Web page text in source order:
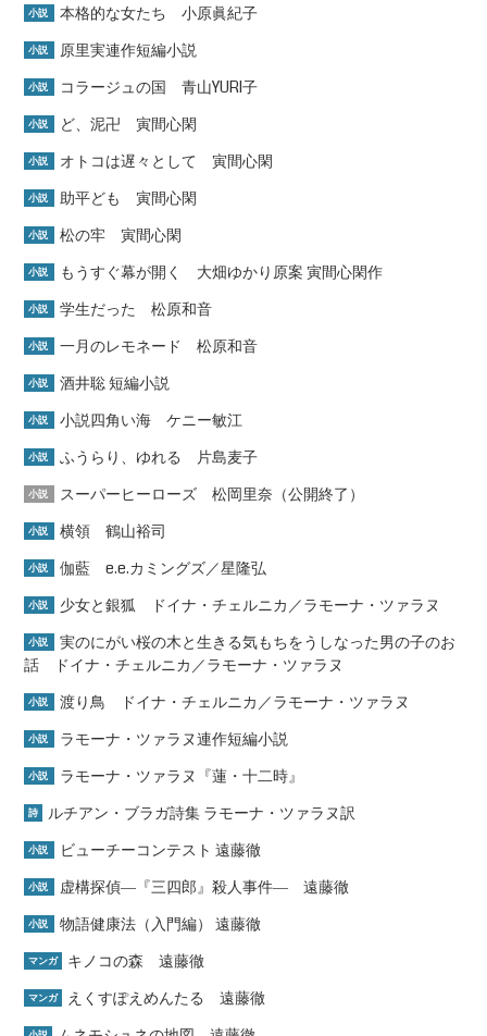
小説 本格的な女たち 小原眞紀子
小説 原里実連作短編小説
小説 コラージュの国 青山YURI子
小説 ど、泥卍 寅間心閑
小説 オトコは遅々として 寅間心閑
小説 助平ども 寅間心閑
小説 松の牢 寅間心閑
小説 もうすぐ幕が開く 大畑ゆかり原案 寅間心閑作
小説 学生だった 松原和音
小説 一月のレモネード 松原和音
小説 酒井聡 短編小説
小説 小説四角い海 ケニー敏江
小説 ふうらり、ゆれる 片島麦子
小説 スーパーヒーローズ 松岡里奈（公開終了）
小説 横領 鶴山裕司
小説 伽藍 e.e.カミングズ／星隆弘
小説 少女と銀狐 ドイナ・チェルニカ／ラモーナ・ツァラヌ
小説
実のにがい桜の木と生きる気もちをうしなった男の子のお
話 ドイナ・チェルニカ／ラモーナ・ツァラヌ
小説 渡り鳥 ドイナ・チェルニカ／ラモーナ・ツァラヌ
小説 ラモーナ・ツァラヌ連作短編小説
小説 ラモーナ・ツァラヌ『蓮・十二時』
詩 ルチアン・ブラガ詩集 ラモーナ・ツァラヌ訳
小説 ビューチーコンテスト 遠藤徹
小説 虚構探偵―『三四郎』殺人事件― 遠藤徹
小説 物語健康法（入門編） 遠藤徹
マンガ キノコの森 遠藤徹
マンガ えくすぽえめんたる 遠藤徹